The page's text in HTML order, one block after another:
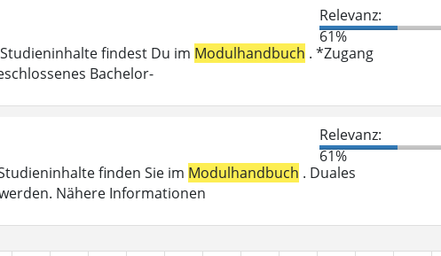
Relevanz:
61%
findest Du im Modulhandbuch . *Zugang
Bachelor-
Relevanz:
61%
finden Sie im Modulhandbuch . Duales
Nähere Informationen